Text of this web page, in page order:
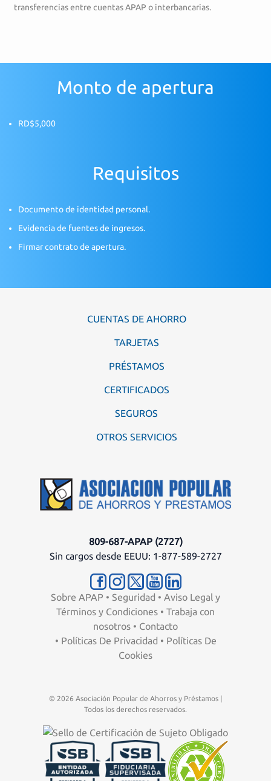
transferencias entre cuentas APAP o interbancarias.
Monto de apertura
RD$5,000
Requisitos
Documento de identidad personal.
Evidencia de fuentes de ingresos.
Firmar contrato de apertura.
CUENTAS DE AHORRO
TARJETAS
PRÉSTAMOS
CERTIFICADOS
SEGUROS
OTROS SERVICIOS
809-687-APAP (2727)
Sin cargos desde EEUU: 1-877-589-2727
Sobre APAP • Seguridad • Aviso Legal y
Términos y Condiciones • Trabaja con
nosotros • Contacto
• Políticas De Privacidad • Políticas De
Cookies
© 2026 Asociación Popular de Ahorros y Préstamos |
Todos los derechos reservados.